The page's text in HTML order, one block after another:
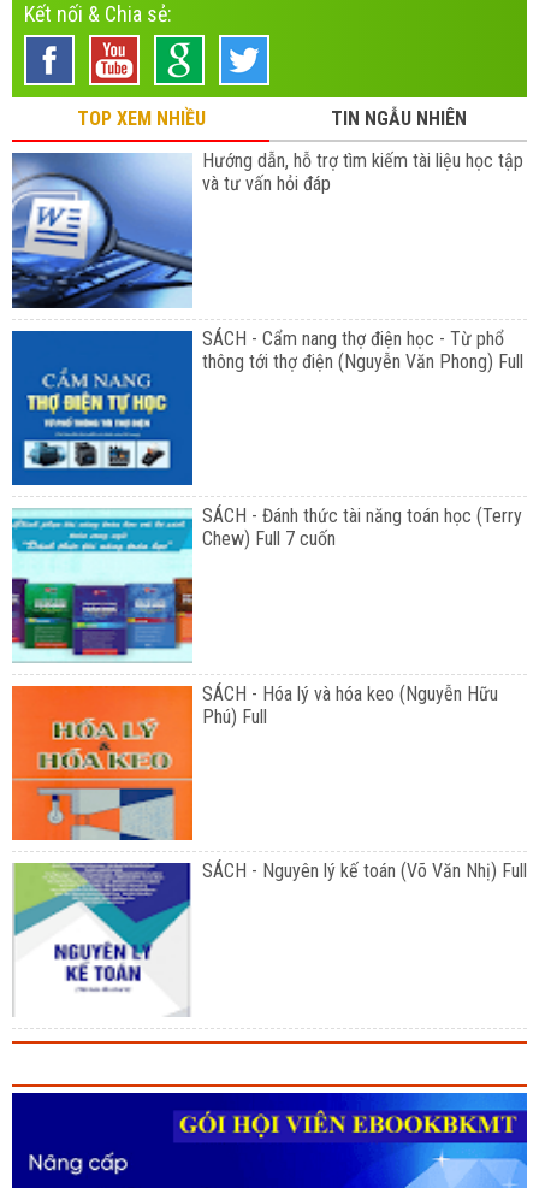
Kết nối & Chia sẻ:
TOP XEM NHIỀU
TIN NGẪU NHIÊN
Hướng dẫn, hỗ trợ tìm kiếm tài liệu học tập
và tư vấn hỏi đáp
SÁCH - Cẩm nang thợ điện học - Từ phổ
thông tới thợ điện (Nguyễn Văn Phong) Full
SÁCH - Đánh thức tài năng toán học (Terry
Chew) Full 7 cuốn
SÁCH - Hóa lý và hóa keo (Nguyễn Hữu
Phú) Full
SÁCH - Nguyên lý kế toán (Võ Văn Nhị) Full